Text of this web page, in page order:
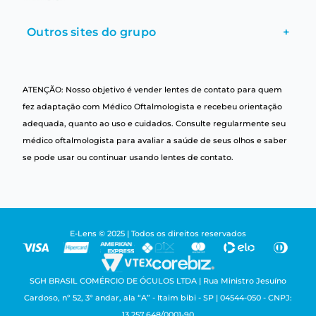
Outros sites do grupo +
ATENÇÃO: Nosso objetivo é vender lentes de contato para quem
fez adaptação com Médico Oftalmologista e recebeu orientação
adequada, quanto ao uso e cuidados. Consulte regularmente seu
médico oftalmologista para avaliar a saúde de seus olhos e saber
se pode usar ou continuar usando lentes de contato.
E-Lens © 2025 | Todos os direitos reservados
SGH BRASIL COMÉRCIO DE ÓCULOS LTDA | Rua Ministro Jesuíno
Cardoso, nº 52, 3º andar, ala “A” - Itaim bibi - SP | 04544-050 - CNPJ: